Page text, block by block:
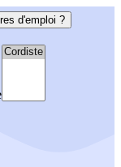
d'emploi ?